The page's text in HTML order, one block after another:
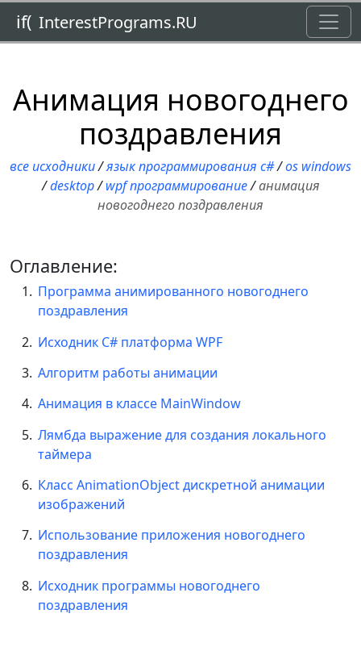
if( InterestPrograms.RU
Анимация новогоднего
поздравления
все исходники/язык программирования c#/os windows
/desktop/wpf программирование/анимация
новогоднего поздравления
Оглавление:
Программа анимированного новогоднего
поздравления
Исходник C# платформа WPF
Алгоритм работы анимации
Анимация в классе MainWindow
Лямбда выражение для создания локального
таймера
Класс AnimationObject дискретной анимации
изображений
Использование приложения новогоднего
поздравления
Исходник программы новогоднего
поздравления